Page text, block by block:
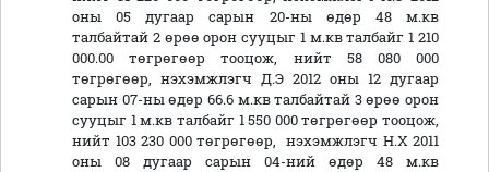
оны 05 дугаар сарын 20-ны өдөр 48 м.кв
талбайтай 2 өрөө орон сууцыг 1 м.кв талбайг 1 210
000.00 төгрөгөөр тооцож, нийт 58 080 000
төгрөгөөр, нэхэмжлэгч Д.Э 2012 оны 12 дугаар
сарын 07-ны өдөр 66.6 м.кв талбайтай 3 өрөө орон
сууцыг 1 м.кв талбайг 1 550 000 төгрөгөөр тооцож,
нийт 103 230 000 төгрөгөөр, нэхэмжлэгч Н.Х 2011
оны 08 дугаар сарын 04-ний өдөр 48 м.кв